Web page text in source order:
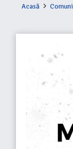
Acasă